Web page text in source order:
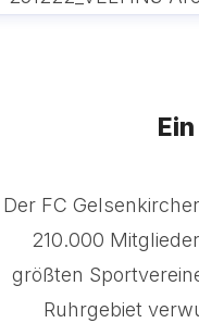
Der FC
210.000
größten
Ruhrgebiet